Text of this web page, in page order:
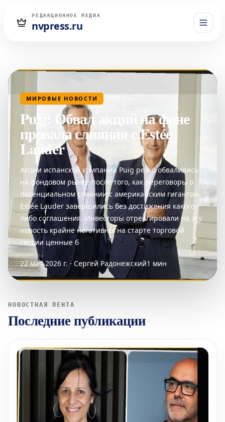
РЕДАКЦИОННОЕ МЕДИА
nvpress.ru
МИРОВЫЕ НОВОСТИ
Puig: Обвал акций на фоне
провала слияния с Estée
Lauder
Акции испанской компании Puig резко обвалились
на фондовом рынке после того, как переговоры о
потенциальном слиянии с американским гигантом
Estée Lauder завершились без достижения какого-
либо соглашения. Инвесторы отреагировали на эту
новость крайне негативно: на старте торговой
сессии ценные б
22 мая 2026 г. · Сергей Радонежский1 мин
НОВОСТНАЯ ЛЕНТА
Последние публикации